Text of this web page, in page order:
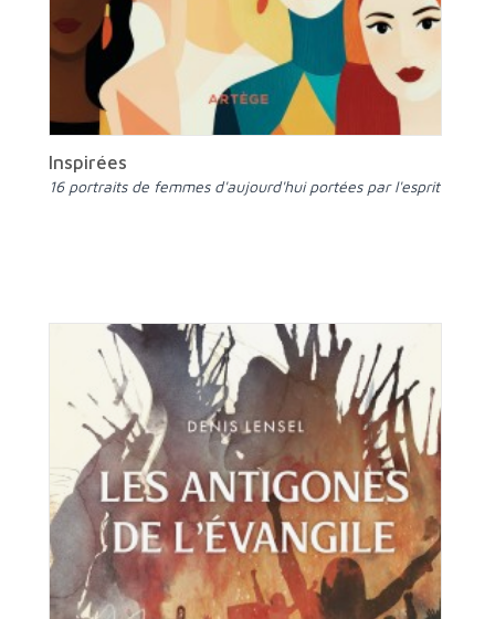
Inspirées
16 portraits de femmes d'aujourd'hui portées par l'esprit